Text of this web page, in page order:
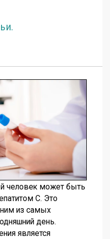
человек может быть
С. Это
из самых
день.
является